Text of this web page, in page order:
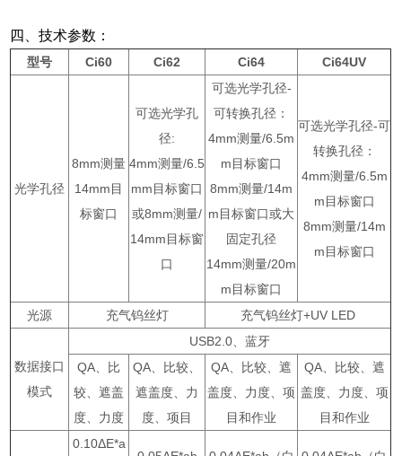
四、技术参数：
型号 Ci60 Ci62 Ci64 Ci64UV
光学孔径
8mm测量
14mm目
标窗口
可选光学孔
径:
4mm测量/6.5
mm目标窗口
或8mm测量/
14mm目标窗
口
可选光学孔径-
可转换孔径：
4mm测量/6.5m
m目标窗口
8mm测量/14m
m目标窗口或大
固定孔径
14mm测量/20m
m目标窗口
可选光学孔径-可
转换孔径：
4mm测量/6.5m
m目标窗口
8mm测量/14m
m目标窗口
光源 充气钨丝灯 充气钨丝灯+UV LED
数据接口
模式
USB2.0、蓝牙
QA、比
较、遮盖
度、力度
QA、比较、
遮盖度、力
度、项目
QA、比较、遮
盖度、力度、项
目和作业
QA、比较、遮
盖度、力度、项
目和作业
0.10ΔE*a